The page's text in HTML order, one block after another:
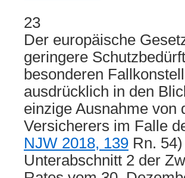
23
Der europäische
geringere
besonderen
ausdrücklich in den
einzige Ausnahme von
Versicherers im Falle
NJW 2018, 139 Rn.
Unterabschnitt 2 der